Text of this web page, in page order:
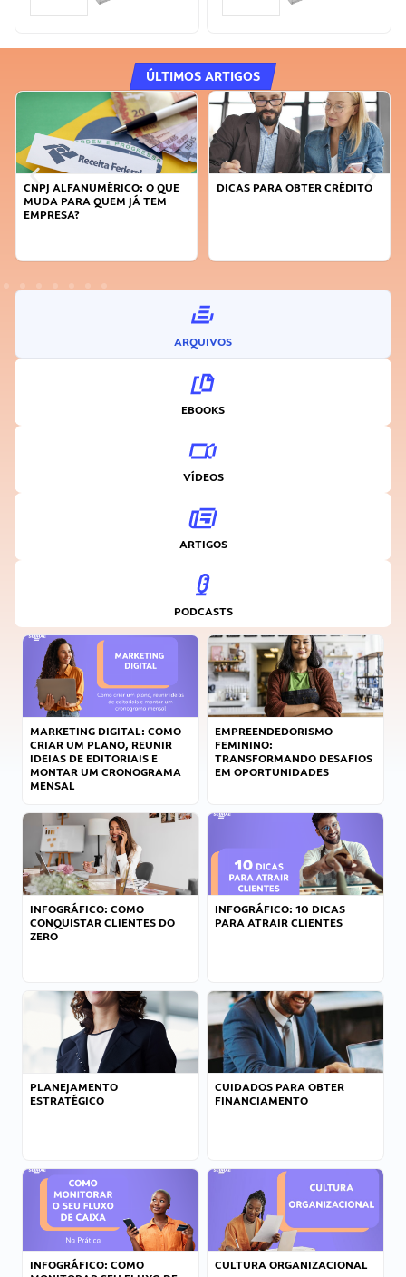
ÚLTIMOS ARTIGOS
O QUE
QUEM JÁ TEM
DICAS PARA OBTER CRÉDITO
FAÇA A
ARQUIVOS
EBOOKS
VÍDEOS
ARTIGOS
PODCASTS
MARKETING DIGITAL: COMO
CRIAR UM PLANO, REUNIR
IDEIAS DE EDITORIAIS E
MONTAR UM CRONOGRAMA
MENSAL
EMPREENDEDORISMO
FEMININO:
TRANSFORMANDO DESAFIOS
EM OPORTUNIDADES
INFOGRÁFICO: COMO
CONQUISTAR CLIENTES DO
ZERO
INFOGRÁFICO: 10 DICAS
PARA ATRAIR CLIENTES
PLANEJAMENTO
ESTRATÉGICO
CUIDADOS PARA OBTER
FINANCIAMENTO
INFOGRÁFICO: COMO
CULTURA ORGANIZACIONAL